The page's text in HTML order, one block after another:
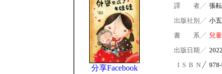
分享Facebook
譯 者╱ 張
出版社別╱ 小
書 系╱ 兒
出版日期╱
I S B N ╱